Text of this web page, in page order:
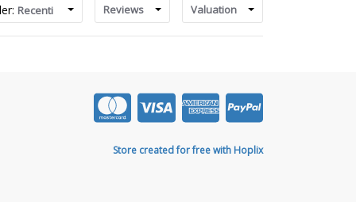
Valuation
Reviews
Recenti
Store created for free with Hoplix